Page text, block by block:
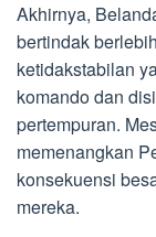
Akhirnya,
bertindak
ketidakstabilan
komando dan
pertempuran.
memenangkan
konsekuensi
mereka.